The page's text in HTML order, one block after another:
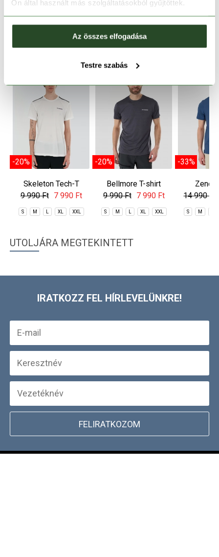
Ön által használt más szolgáltatásokból gyűjtöttek.
Az összes elfogadása
Testre szabás
HASONLÓ TERMÉKEK
-20%
Skeleton Tech-T
9 990 Ft
7 990 Ft
S M XL XXL
-20%
Bellmore T-shirt
9 990 Ft 7 990 Ft
S M XL XXL
-33%
Zeno
14 990 Ft
S M
UTOLJÁRA MEGTEKINTETT
IRATKOZZ FEL HÍRLEVELÜNKRE!
FELIRATKOZOM